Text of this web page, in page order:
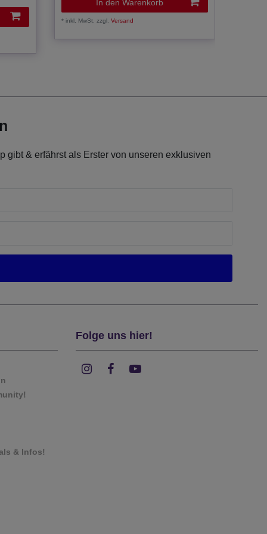
In den Warenkorb
*inkl. MwSt. zzgl.Versand
gibt & erfährst als Erster von unseren exklusiven
& Infos!
Folge uns hier!